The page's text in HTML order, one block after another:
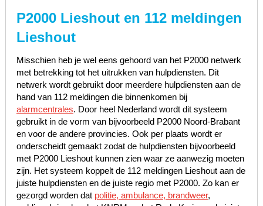
P2000 Lieshout en 112 meldingen
Lieshout
Misschien heb je wel eens gehoord van het P2000 netwerk
met betrekking tot het uitrukken van hulpdiensten. Dit
netwerk wordt gebruikt door meerdere hulpdiensten aan de
hand van 112 meldingen die binnenkomen bij
alarmcentrales. Door heel Nederland wordt dit systeem
gebruikt in de vorm van bijvoorbeeld P2000 Noord-Brabant
en voor de andere provincies. Ook per plaats wordt er
onderscheidt gemaakt zodat de hulpdiensten bijvoorbeeld
met P2000 Lieshout kunnen zien waar ze aanwezig moeten
zijn. Het systeem koppelt de 112 meldingen Lieshout aan de
juiste hulpdiensten en de juiste regio met P2000. Zo kan er
gezorgd worden dat politie, ambulance, brandweer,